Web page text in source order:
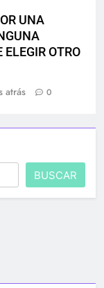
UNA
OTRO
atrás 0
BUSCAR